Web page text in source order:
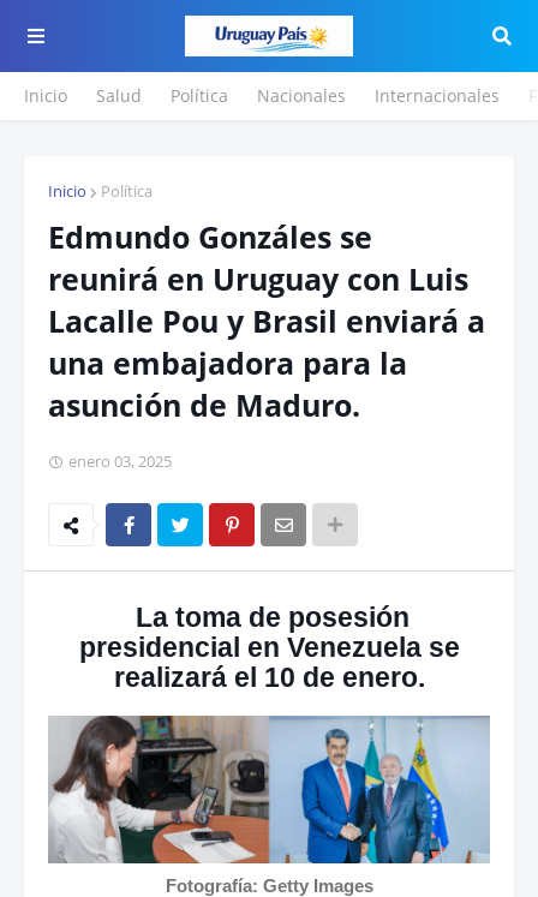
Inicio Salud Política Nacionales Internacionales
Inicio Política
Edmundo Gonzáles se
reunirá en Uruguay con Luis
Lacalle Pou y Brasil enviará a
una embajadora para la
asunción de Maduro.
enero 03, 2025
La toma de posesión
presidencial en Venezuela se
realizará el 10 de enero.
Fotografía: Getty Images